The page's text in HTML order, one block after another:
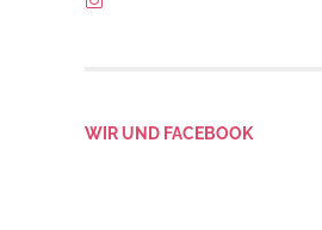
WIR UND FACEBOOK